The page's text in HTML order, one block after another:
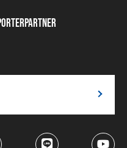
PARTNER